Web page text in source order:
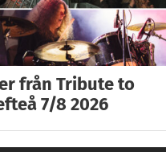
från Tribute to
7/8 2026